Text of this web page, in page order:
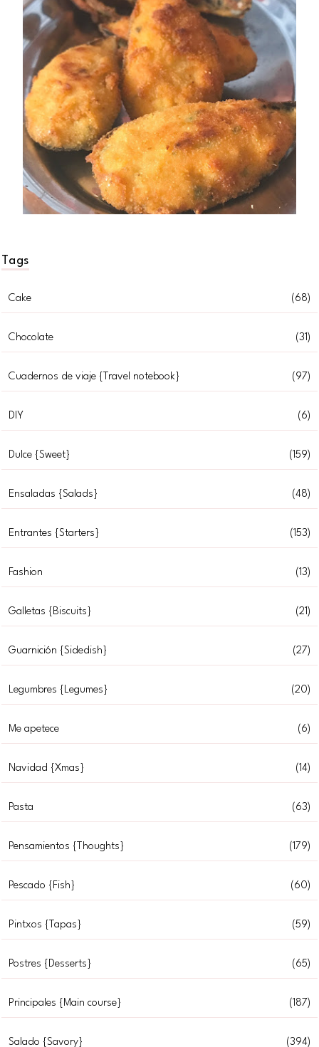
Tags
Cake (68)
Chocolate (31)
Cuadernos de viaje {Travel notebook} (97)
DIY (6)
Dulce {Sweet} (159)
Ensaladas {Salads} (48)
Entrantes {Starters} (153)
Fashion (13)
Galletas {Biscuits} (21)
Guarnición {Sidedish} (27)
Legumbres {Legumes} (20)
Me apetece (6)
Navidad {Xmas} (14)
Pasta (63)
Pensamientos {Thoughts} (179)
Pescado {Fish} (60)
Pintxos {Tapas} (59)
Postres {Desserts} (65)
Principales {Main course} (187)
Salado {Savory} (394)